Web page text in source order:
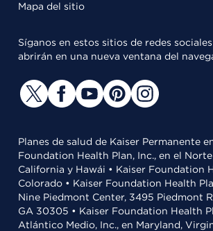
Mapa del sitio
Síganos en estos sitios de redes
abrirán en una nueva ventana del
Planes de salud de Kaiser Permanente
Foundation Health Plan, Inc., en el
California y Hawái • Kaiser Foundation
Colorado • Kaiser Foundation Health
Nine Piedmont Center, 3495 Piedmont
GA 30305 • Kaiser Foundation Health
Atlántico Medio, Inc., en Maryland,